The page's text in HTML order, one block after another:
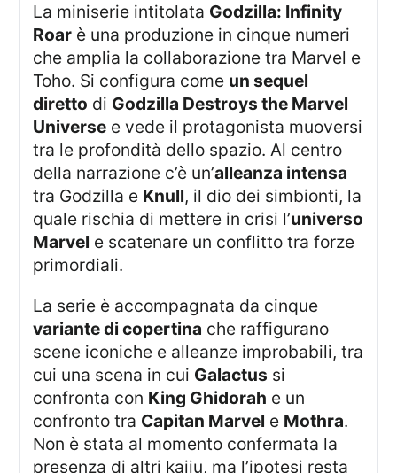
La miniserie intitolata Godzilla: Infinity
Roar è una produzione in cinque numeri
che amplia la collaborazione tra Marvel e
Toho. Si configura come un sequel
diretto di Godzilla Destroys the Marvel
Universe e vede il protagonista muoversi
tra le profondità dello spazio. Al centro
della narrazione c’è un’alleanza intensa
tra Godzilla e Knull, il dio dei simbionti, la
quale rischia di mettere in crisi l’universo
Marvel e scatenare un conflitto tra forze
primordiali.
La serie è accompagnata da cinque
variante di copertina che raffigurano
scene iconiche e alleanze improbabili, tra
cui una scena in cui Galactus si
confronta con King Ghidorah e un
confronto tra Capitan Marvel e Mothra.
Non è stata al momento confermata la
presenza di altri kaiju, ma l’ipotesi resta